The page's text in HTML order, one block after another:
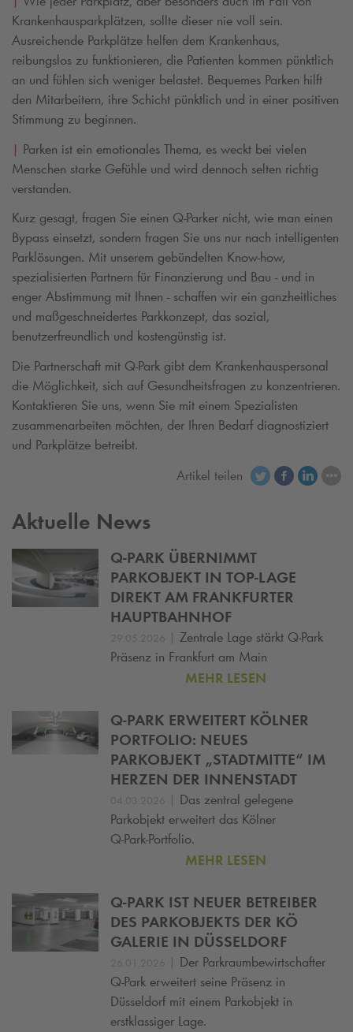
Krankenhausparkplätzen, sollte dieser nie voll sein.
Ausreichende Parkplätze helfen dem Krankenhaus,
reibungslos zu funktionieren, die Patienten kommen pünktlich
an und fühlen sich weniger belastet. Bequemes Parken hilft
den Mitarbeitern, ihre Schicht pünktlich und in einer positiven
Stimmung zu beginnen.
| Parken ist ein emotionales Thema, es weckt bei vielen
Menschen starke Gefühle und wird dennoch selten richtig
verstanden.
Kurz gesagt, fragen Sie einen Q-Parker nicht, wie man einen
Bypass einsetzt, sondern fragen Sie uns nur nach intelligenten
Parklösungen. Mit unserem gebündelten Know-how,
spezialisierten Partnern für Finanzierung und Bau - und in
enger Abstimmung mit Ihnen - schaffen wir ein ganzheitliches
und maßgeschneidertes Parkkonzept, das sozial,
benutzerfreundlich und kostengünstig ist.
Die Partnerschaft mit Q-Park gibt dem Krankenhauspersonal
die Möglichkeit, sich auf Gesundheitsfragen zu konzentrieren.
Kontaktieren Sie uns, wenn Sie mit einem Spezialisten
zusammenarbeiten möchten, der Ihren Bedarf diagnostiziert
und Parkplätze betreibt.
Artikel teilen
Aktuelle News
Q-PARK ÜBERNIMMT
PARKOBJEKT IN TOP-LAGE
DIREKT AM FRANKFURTER
HAUPTBAHNHOF
29.05.2026 | Zentrale Lage stärkt Q-Park
Präsenz in Frankfurt am Main
MEHR LESEN
Q-PARK ERWEITERT KÖLNER
PORTFOLIO: NEUES
PARKOBJEKT „STADTMITTE“ IM
HERZEN DER INNENSTADT
04.03.2026 | Das zentral gelegene
Parkobjekt erweitert das Kölner
Q‑Park‑Portfolio.
MEHR LESEN
Q-PARK IST NEUER BETREIBER
DES PARKOBJEKTS DER KÖ
GALERIE IN DÜSSELDORF
26.01.2026 | Der Parkraumbewirtschafter
Q-Park erweitert seine Präsenz in
Düsseldorf mit einem Parkobjekt in
erstklassiger Lage.